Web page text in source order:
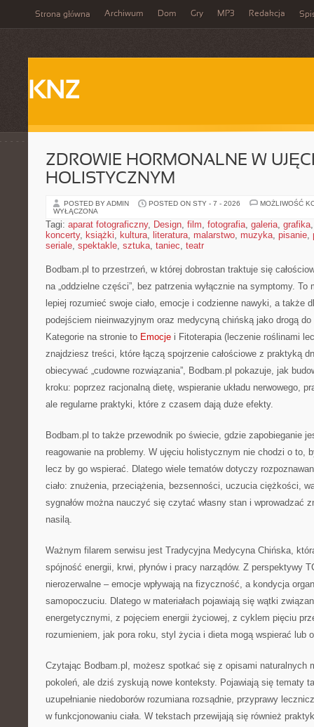
Strona główna Archiwum Dom Gry MP3 Redakcja
KNZ
ZDROWIE HORMONALNE W
HOLISTYCZNYM
POSTED BY ADMIN POSTED ON STY - 7 - 2026
MOŻLIWOŚĆ
WYŁĄCZONA
Tagi: aparat fotograficzny, Design, film, fotografia, galeria, grafika
koncerty, książki, kultura, literatura, malarstwo, muzyka, pisanie,
seriale, spektakle, sztuka, taniec, teatr
Bodbam.pl to przestrzeń, w której dobrostan traktuje się
na „oddzielne części”, bez patrzenia wyłącznie na symptomy.
lepiej rozumieć swoje ciało, emocje i codzienne nawyki, a także
podejściem nieinwazyjnym oraz medycyną chińską jako drogą do
Kategorie na stronie to Emocje i Fitoterapia (leczenie roślinami
znajdziesz treści, które łączą spojrzenie całościowe z praktyką
obiecywać „cudowne rozwiązania”, Bodbam.pl pokazuje, jak
kroku: poprzez racjonalną dietę, wspieranie układu nerwowego,
ale regularne praktyki, które z czasem dają duże efekty.
Bodbam.pl to także przewodnik po świecie, gdzie zapobieganie
reagowanie na problemy. W ujęciu holistycznym nie chodzi o to,
lecz by go wspierać. Dlatego wiele tematów dotyczy
ciało: znużenia, przeciążenia, bezsenności, uczucia ciężkości,
sygnałów można nauczyć się czytać własny stan i wprowadzać
nasilą.
Ważnym filarem serwisu jest Tradycyjna Medycyna Chińska,
spójność energii, krwi, płynów i pracy narządów. Z perspektywy
nierozerwalne – emocje wpływają na fizyczność, a kondycja
samopoczuciu. Dlatego w materiałach pojawiają się wątki
energetycznymi, z pojęciem energii życiowej, z cyklem pięciu
rozumieniem, jak pora roku, styl życia i dieta mogą wspierać lub
Czytając Bodbam.pl, możesz spotkać się z opisami naturalnych
pokoleń, ale dziś zyskują nowe konteksty. Pojawiają się tematy
uzupełnianie niedoborów rozumiana rozsądnie, przyprawy
w funkcjonowaniu ciała. W tekstach przewijają się również